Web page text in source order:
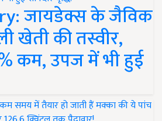
जायडेक्स के जैविक
खेती की तस्वीर,
कम, उपज में भी हुई